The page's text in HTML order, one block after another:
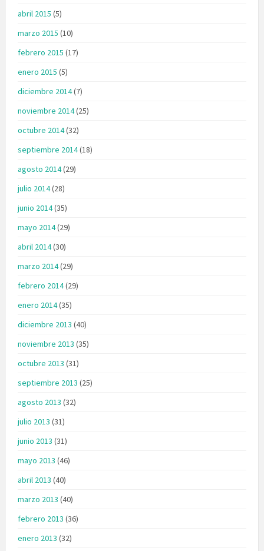
abril 2015 (5)
marzo 2015 (10)
febrero 2015 (17)
enero 2015 (5)
diciembre 2014(7)
noviembre 2014(25)
octubre 2014(32)
septiembre 2014(18)
agosto 2014(29)
julio 2014(28)
junio 2014(35)
mayo 2014(29)
abril 2014(30)
marzo 2014(29)
febrero 2014(29)
enero 2014(35)
diciembre 2013 (40)
noviembre 2013 (35)
octubre 2013 (31)
septiembre 2013 (25)
agosto 2013 (32)
julio 2013 (31)
junio 2013 (31)
mayo 2013 (46)
abril 2013 (40)
marzo 2013 (40)
febrero 2013 (36)
enero 2013 (32)